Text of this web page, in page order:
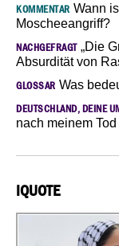
KOMMENTAR Wann
Moscheeangriff?
NACHGEFRAGT„Die
Absurdität von
GLOSSAR Was
DEUTSCHLAND, DEINE
nach meinem Tod
IQUOTE